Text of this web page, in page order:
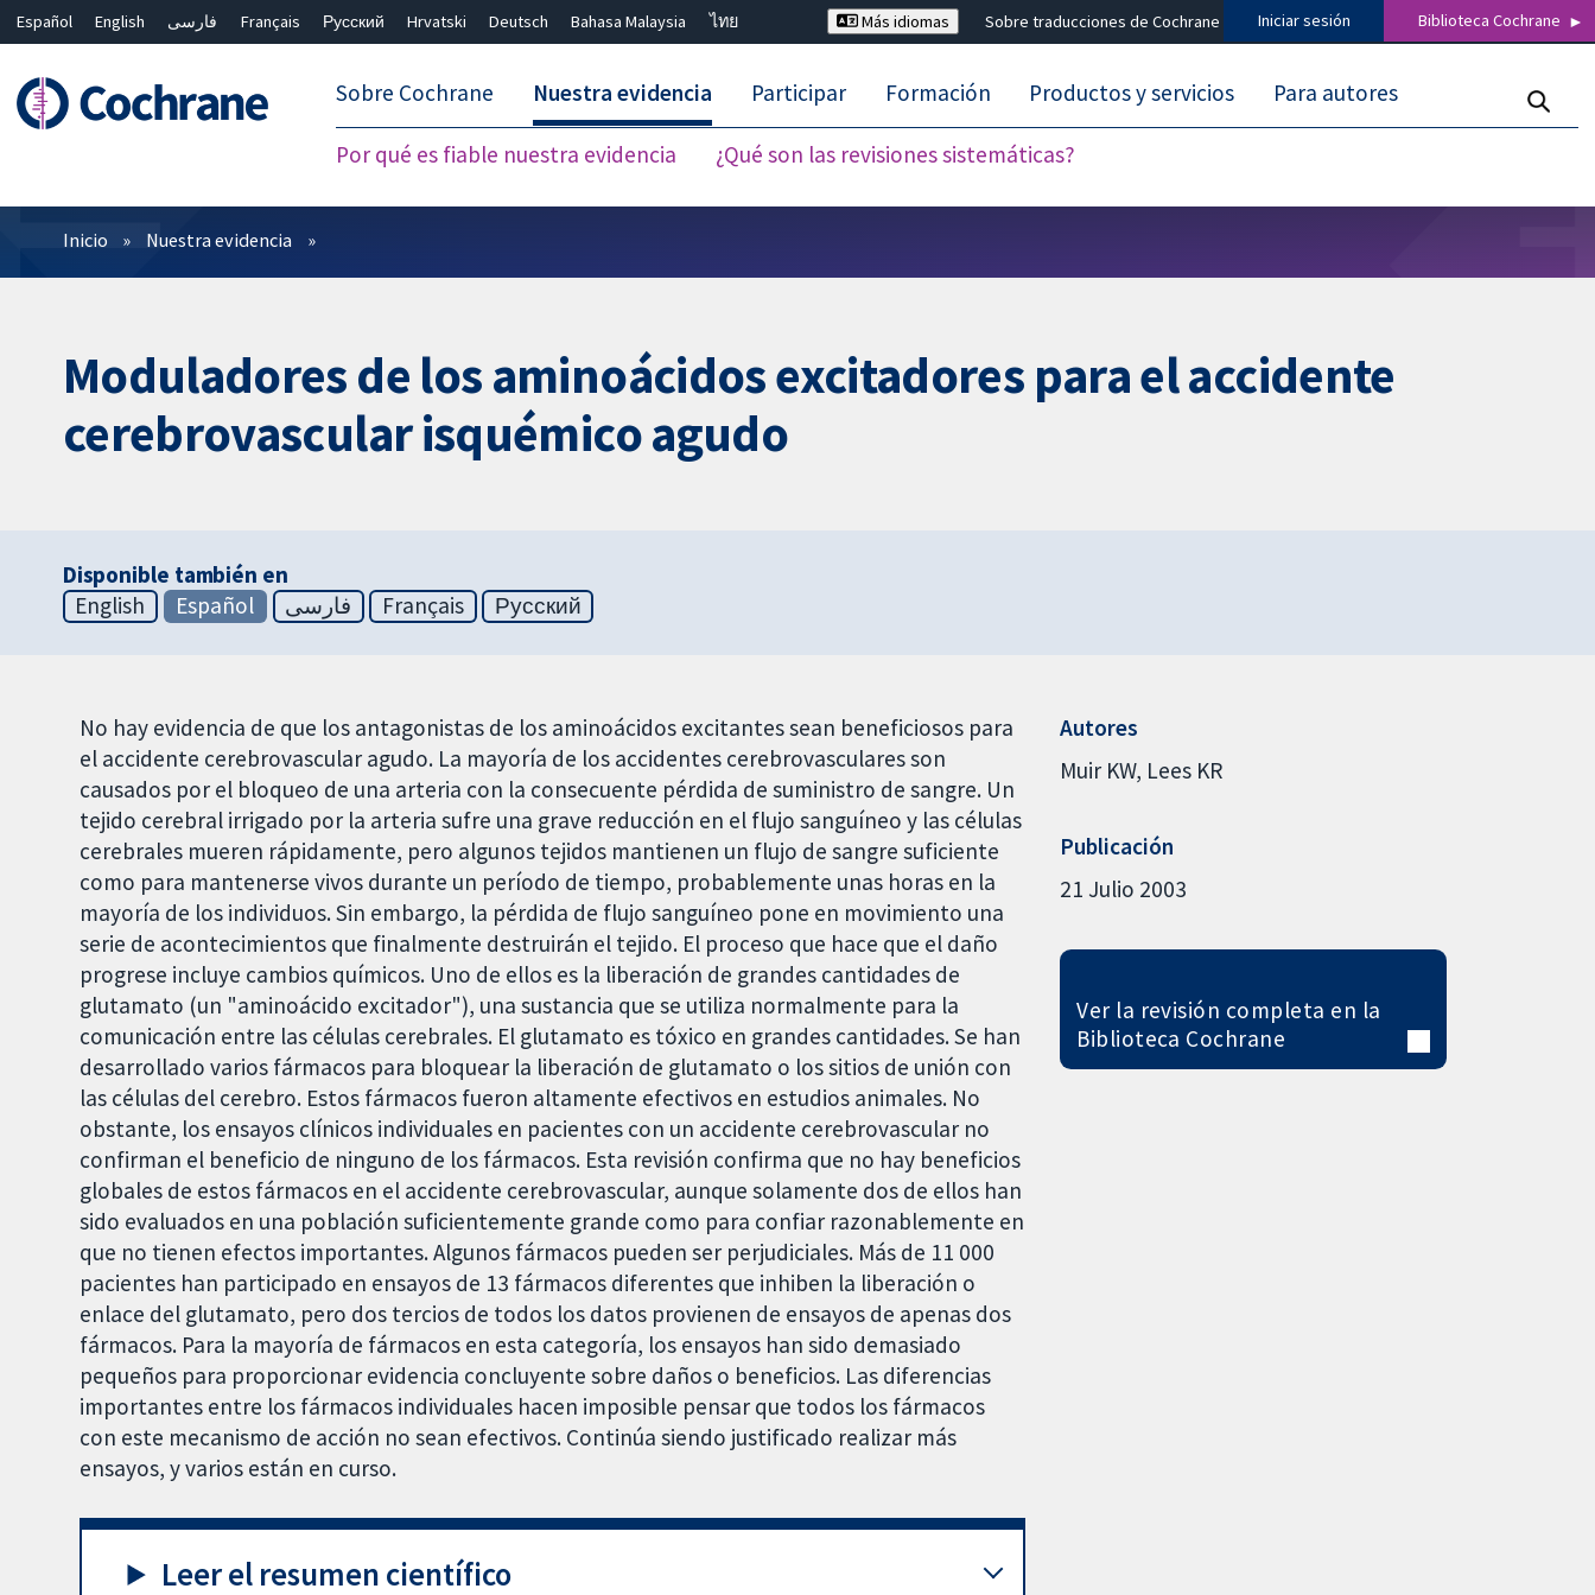
Español English فارسی Français Русский Hrvatski Deutsch Bahasa Malaysia
ไทย
Más idiomas Sobre traducciones de Cochrane Iniciar sesión Biblioteca Cochrane
Sobre Cochrane Nuestra evidencia
Por qué es fiable nuestra evidencia ¿Qué son las revisiones sistemáticas?
Participar Formación Productos y servicios Para autores
Filtros
Inicio Nuestra evidencia
Moduladores de los aminoácidos excitadores para el accidente
cerebrovascular isquémico agudo
Disponible también en
English
Español فارسی Français Русский
No hay evidencia de que los antagonistas de los aminoácidos excitantes sean beneficiosos para
el accidente cerebrovascular agudo. La mayoría de los accidentes cerebrovasculares son
causados por el bloqueo de una arteria con la consecuente pérdida de suministro de sangre. Un
tejido cerebral irrigado por la arteria sufre una grave reducción en el flujo sanguíneo y las células
cerebrales mueren rápidamente, pero algunos tejidos mantienen un flujo de sangre suficiente
como para mantenerse vivos durante un período de tiempo, probablemente unas horas en la
mayoría de los individuos. Sin embargo, la pérdida de flujo sanguíneo pone en movimiento una
serie de acontecimientos que finalmente destruirán el tejido. El proceso que hace que el daño
progrese incluye cambios químicos. Uno de ellos es la liberación de grandes cantidades de
glutamato (un "aminoácido excitador"), una sustancia que se utiliza normalmente para la
comunicación entre las células cerebrales. El glutamato es tóxico en grandes cantidades. Se han
desarrollado varios fármacos para bloquear la liberación de glutamato o los sitios de unión con
las células del cerebro. Estos fármacos fueron altamente efectivos en estudios animales. No
obstante, los ensayos clínicos individuales en pacientes con un accidente cerebrovascular no
confirman el beneficio de ninguno de los fármacos. Esta revisión confirma que no hay beneficios
globales de estos fármacos en el accidente cerebrovascular, aunque solamente dos de ellos han
sido evaluados en una población suficientemente grande como para confiar razonablemente en
que no tienen efectos importantes. Algunos fármacos pueden ser perjudiciales. Más de 11 000
pacientes han participado en ensayos de 13 fármacos diferentes que inhiben la liberación o
enlace del glutamato, pero dos tercios de todos los datos provienen de ensayos de apenas dos
fármacos. Para la mayoría de fármacos en esta categoría, los ensayos han sido demasiado
pequeños para proporcionar evidencia concluyente sobre daños o beneficios. Las diferencias
importantes entre los fármacos individuales hacen imposible pensar que todos los fármacos
con este mecanismo de acción no sean efectivos. Continúa siendo justificado realizar más
ensayos, y varios están en curso.
Leer el resumen científico
Autores
Muir KW Lees KR
Publicación
21 Julio 2003
Ver la revisión completa en la
Biblioteca Cochrane